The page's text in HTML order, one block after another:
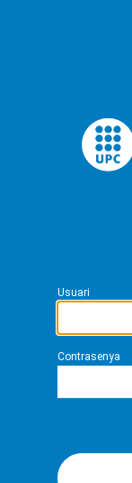
Usuari
Contrasenya